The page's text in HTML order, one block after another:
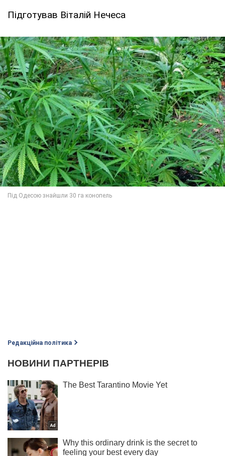
Підготував Віталій Нечеса
Редакційна політика